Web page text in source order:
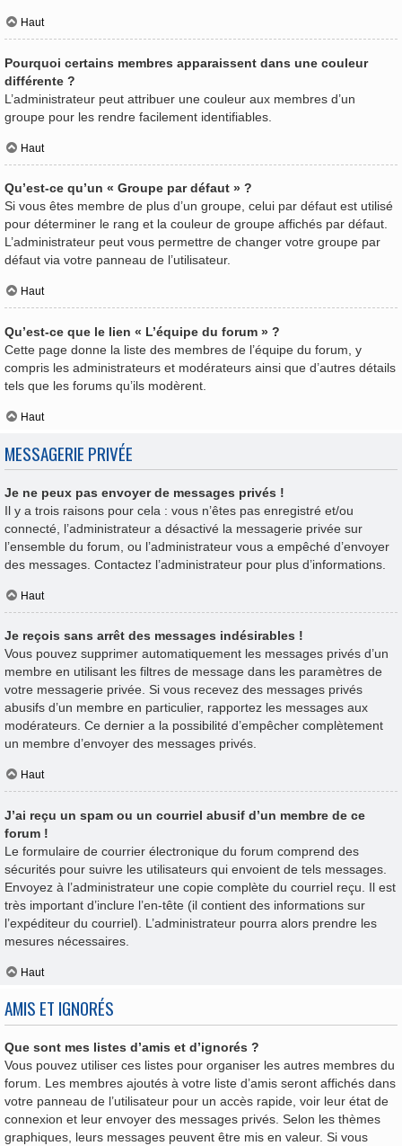
Haut
Pourquoi certains membres apparaissent dans une couleur
différente ?
L’administrateur peut attribuer une couleur aux membres d’un
groupe pour les rendre facilement identifiables.
Haut
Qu’est-ce qu’un « Groupe par défaut » ?
Si vous êtes membre de plus d’un groupe, celui par défaut est utilisé
pour déterminer le rang et la couleur de groupe affichés par défaut.
L’administrateur peut vous permettre de changer votre groupe par
défaut via votre panneau de l’utilisateur.
Haut
Qu’est-ce que le lien « L’équipe du forum » ?
Cette page donne la liste des membres de l’équipe du forum, y
compris les administrateurs et modérateurs ainsi que d’autres détails
tels que les forums qu’ils modèrent.
Haut
MESSAGERIE PRIVÉE
Je ne peux pas envoyer de messages privés !
Il y a trois raisons pour cela : vous n’êtes pas enregistré et/ou
connecté, l’administrateur a désactivé la messagerie privée sur
l’ensemble du forum, ou l’administrateur vous a empêché d’envoyer
des messages. Contactez l’administrateur pour plus d’informations.
Haut
Je reçois sans arrêt des messages indésirables !
Vous pouvez supprimer automatiquement les messages privés d’un
membre en utilisant les filtres de message dans les paramètres de
votre messagerie privée. Si vous recevez des messages privés
abusifs d’un membre en particulier, rapportez les messages aux
modérateurs. Ce dernier a la possibilité d’empêcher complètement
un membre d’envoyer des messages privés.
Haut
J’ai reçu un spam ou un courriel abusif d’un membre de ce
forum !
Le formulaire de courrier électronique du forum comprend des
sécurités pour suivre les utilisateurs qui envoient de tels messages.
Envoyez à l’administrateur une copie complète du courriel reçu. Il est
très important d’inclure l’en-tête (il contient des informations sur
l’expéditeur du courriel). L’administrateur pourra alors prendre les
mesures nécessaires.
Haut
AMIS ET IGNORÉS
Que sont mes listes d’amis et d’ignorés ?
Vous pouvez utiliser ces listes pour organiser les autres membres du
forum. Les membres ajoutés à votre liste d’amis seront affichés dans
votre panneau de l’utilisateur pour un accès rapide, voir leur état de
connexion et leur envoyer des messages privés. Selon les thèmes
graphiques, leurs messages peuvent être mis en valeur. Si vous